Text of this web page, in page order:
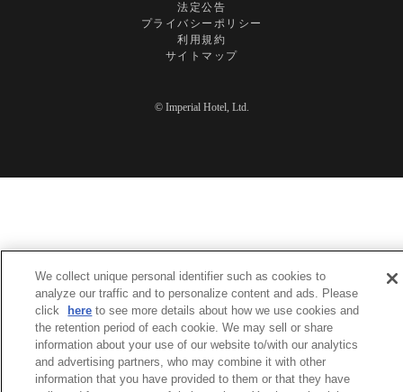
法定公告
プライバシーポリシー
利用規約
サイトマップ
© Imperial Hotel, Ltd.
We collect unique personal identifier such as cookies to
analyze our traffic and to personalize content and ads. Please
click
here to see more details about how we use cookies and
the retention period of each cookie. We may sell or share
information about your use of our website to/with our analytics
and advertising partners, who may combine it with other
information that you have provided to them or that they have